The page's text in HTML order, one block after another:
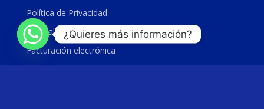
Política de Privacidad
Manual de Derechos ARCO
Facturación electrónica
¿Quieres más información?